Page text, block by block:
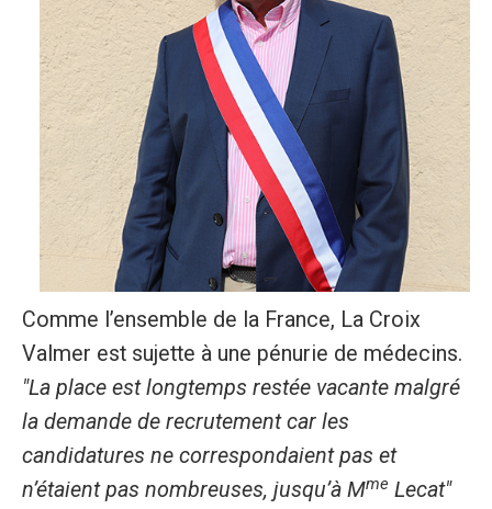
Comme l’ensemble de la France, La Croix
Valmer est sujette à une pénurie de médecins.
"La place est longtemps restée vacante malgré
la demande de recrutement car les
candidatures ne correspondaient pas et
n’étaient pas nombreuses, jusqu’à Mme Lecat"